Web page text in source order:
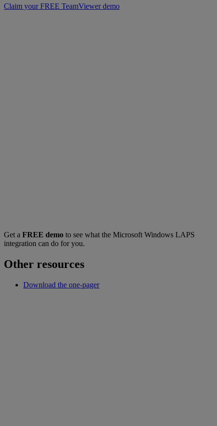
Claim your FREE TeamViewer demo
Get a FREE demo to see what the Microsoft Windows LAPS
integration can do for you.
Other resources
Download the one-pager